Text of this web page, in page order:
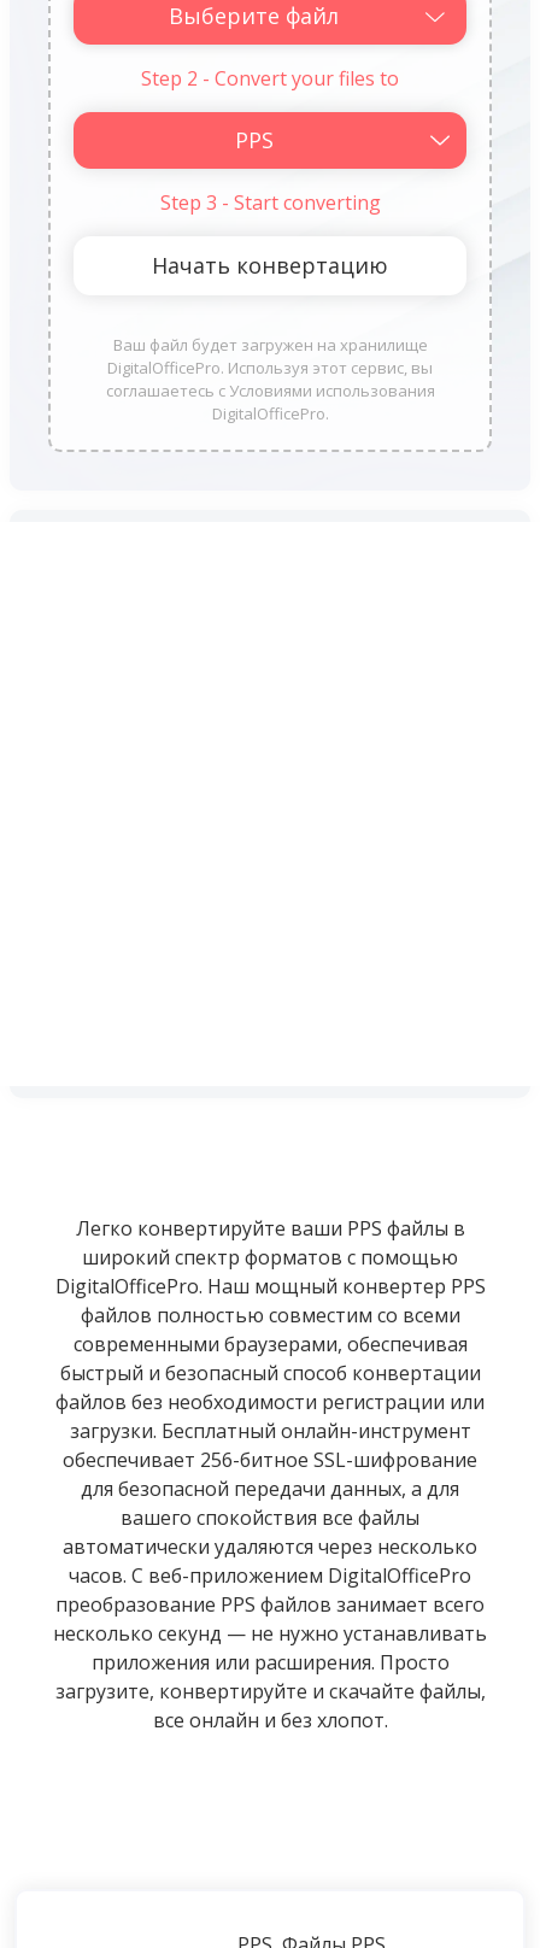
Выберите файл
Step 2 - Convert your files to
Step 3 - Start converting
Ваш файл будет загружен на хранилище
DigitalOfficePro. Используя этот сервис, вы
соглашаетесь с Условиями использования
DigitalOfficePro.
Легко конвертируйте ваши PPS файлы в
широкий спектр форматов с помощью
DigitalOfficePro. Наш мощный конвертер PPS
файлов полностью совместим со всеми
современными браузерами, обеспечивая
быстрый и безопасный способ конвертации
файлов без необходимости регистрации или
загрузки. Бесплатный онлайн-инструмент
обеспечивает 256-битное SSL-шифрование
для безопасной передачи данных, а для
вашего спокойствия все файлы
автоматически удаляются через несколько
часов. С веб-приложением DigitalOfficePro
преобразование PPS файлов занимает всего
несколько секунд — не нужно устанавливать
приложения или расширения. Просто
загрузите, конвертируйте и скачайте файлы,
все онлайн и без хлопот.